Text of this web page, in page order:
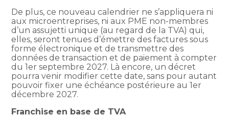
De plus, ce nouveau calendrier ne s’appliquera ni
aux microentreprises, ni aux PME non-membres
d’un assujetti unique (au regard de la TVA) qui,
elles, seront tenues d’émettre des factures sous
forme électronique et de transmettre des
données de transaction et de paiement à compter
du 1er septembre 2027. Là encore, un décret
pourra venir modifier cette date, sans pour autant
pouvoir fixer une échéance postérieure au 1er
décembre 2027.
Franchise en base de TVA